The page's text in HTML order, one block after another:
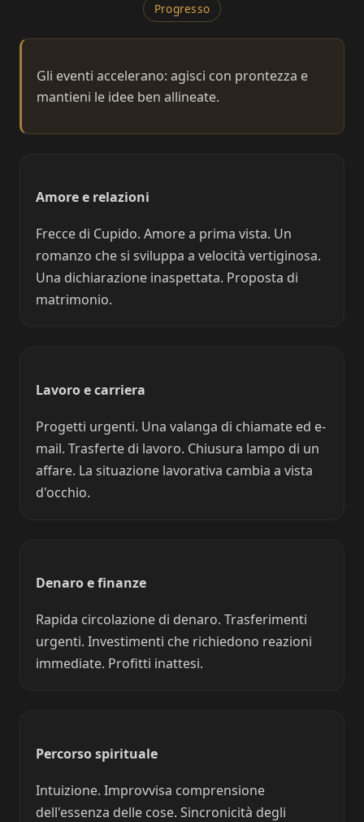
Progresso
Gli eventi accelerano: agisci con prontezza e
mantieni le idee ben allineate.
Amore e relazioni
Frecce di Cupido. Amore a prima vista. Un
romanzo che si sviluppa a velocità vertiginosa.
Una dichiarazione inaspettata. Proposta di
matrimonio.
Lavoro e carriera
Progetti urgenti. Una valanga di chiamate ed e-
mail. Trasferte di lavoro. Chiusura lampo di un
affare. La situazione lavorativa cambia a vista
d'occhio.
Denaro e finanze
Rapida circolazione di denaro. Trasferimenti
urgenti. Investimenti che richiedono reazioni
immediate. Profitti inattesi.
Percorso spirituale
Intuizione. Improvvisa comprensione
dell'essenza delle cose. Sincronicità degli